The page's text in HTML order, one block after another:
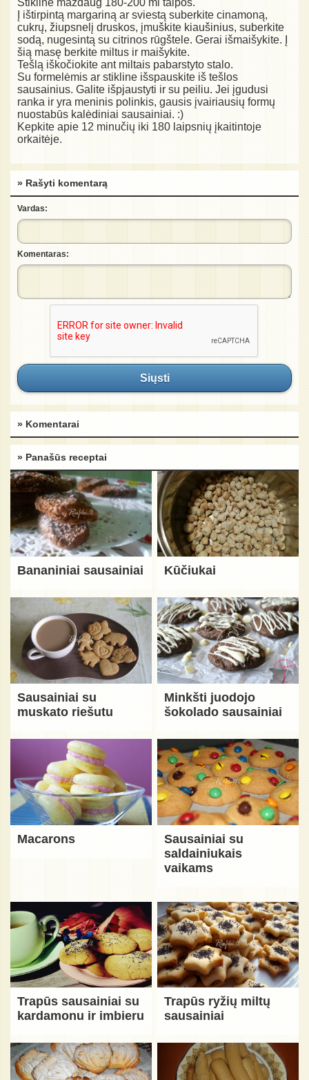
Į ištirpintą margariną ar sviestą suberkite cinamoną,
cukrų, žiupsnelį druskos, įmuškite kiaušinius, suberkite
sodą, nugesintą su citrinos rūgštele. Gerai išmaišykite. Į
šią masę berkite miltus ir maišykite.
Tešlą iškočiokite ant miltais pabarstyto stalo.
Su formelėmis ar stikline išspauskite iš tešlos
sausainius. Galite išpjaustyti ir su peiliu. Jei įgudusi
ranka ir yra meninis polinkis, gausis įvairiausių formų
nuostabūs kalėdiniai sausainiai. :)
Kepkite apie 12 minučių iki 180 laipsnių įkaitintoje
orkaitėje.
» Rašyti komentarą
Vardas:
Komentaras:
Siųsti
» Komentarai
» Panašūs receptai
Bananiniai sausainiai Kūčiukai
Sausainiai su
muskato riešutu
Minkšti juodojo
šokolado sausainiai
Macarons
Sausainiai su
saldainiukais
vaikams
Trapūs sausainiai su
kardamonu ir imbieru
Trapūs ryžių miltų
sausainiai